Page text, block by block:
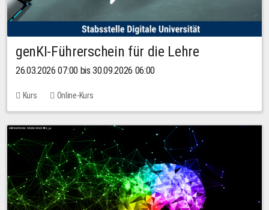
genKI-Führerschein für die Lehre
26.03.2026 07:00 bis 30.09.2026 06:00
Kurs Online-Kurs